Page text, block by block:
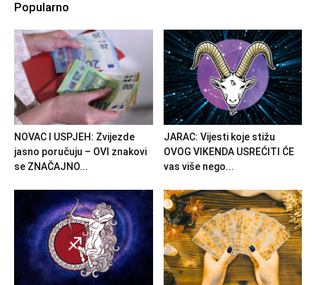
Popularno
NOVAC I USPJEH: Zvijezde
jasno poručuju – OVI znakovi
se ZNAČAJNO...
JARAC: Vijesti koje stižu
OVOG VIKENDA USREĆITI ĆE
vas više nego...